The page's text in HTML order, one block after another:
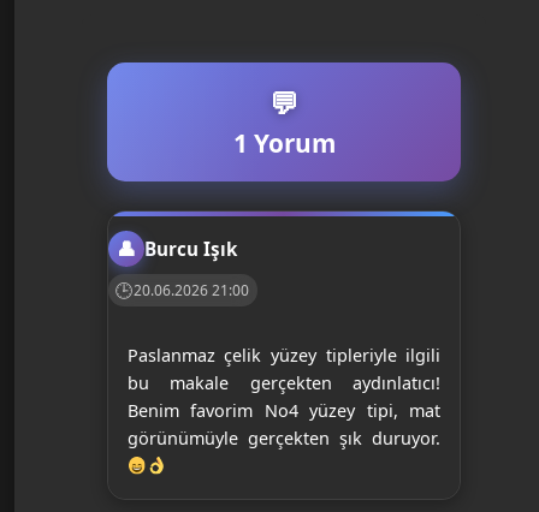
1 Yorum
Burcu Işık
20.06.2026 21:00
Paslanmaz çelik yüzey tipleriyle ilgili
bu makale gerçekten aydınlatıcı!
Benim favorim No4 yüzey tipi, mat
görünümüyle gerçekten şık duruyor.